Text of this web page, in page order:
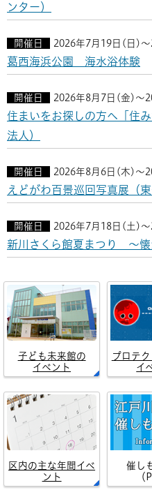
ンター）
開催日 2026年7月19日(日)
葛西海浜公園 海水浴体験
開催日 2026年8月7日(金)～
住まいをお探しの方へ「住
法人）
開催日 2026年8月6日(木)～
えどがわ百景巡回写真展（
開催日 2026年7月18日(土)
新川さくら館夏まつり ～懐
子ども未来館の
イベント
プロテ
イ
区内の主な年間イベ
ント
催し
（